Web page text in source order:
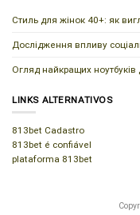
Стиль для жінок 40+: як
Дослідження впливу
Огляд найкращих ноутбуків
LINKS ALTERNATIVOS
813bet Cadastro
813bet é confiável
plataforma 813bet